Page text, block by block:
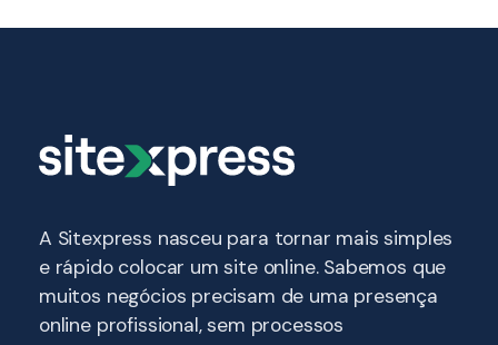
A Sitexpress nasceu para tornar mais simples
e rápido colocar um site online. Sabemos que
muitos negócios precisam de uma presença
online profissional, sem processos